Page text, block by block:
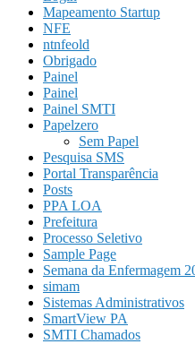
Mapeamento Startup
NFE
ntnfeold
Obrigado
Painel
Painel
Painel SMTI
Papelzero
Sem Papel
Pesquisa SMS
Portal Transparência
Posts
PPA LOA
Prefeitura
Processo Seletivo
Sample Page
Semana da Enfermagem
simam
Sistemas Administrativos
SmartView PA
SMTI Chamados